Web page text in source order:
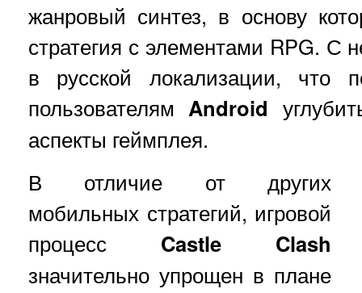
жанровый синтез, в основу
стратегия с элементами RPG. С
в русской локализации, что
пользователям Android
аспекты геймплея.
В отличие от других
мобильных стратегий, игровой
процесс Castle Clash
значительно упрощен в плане